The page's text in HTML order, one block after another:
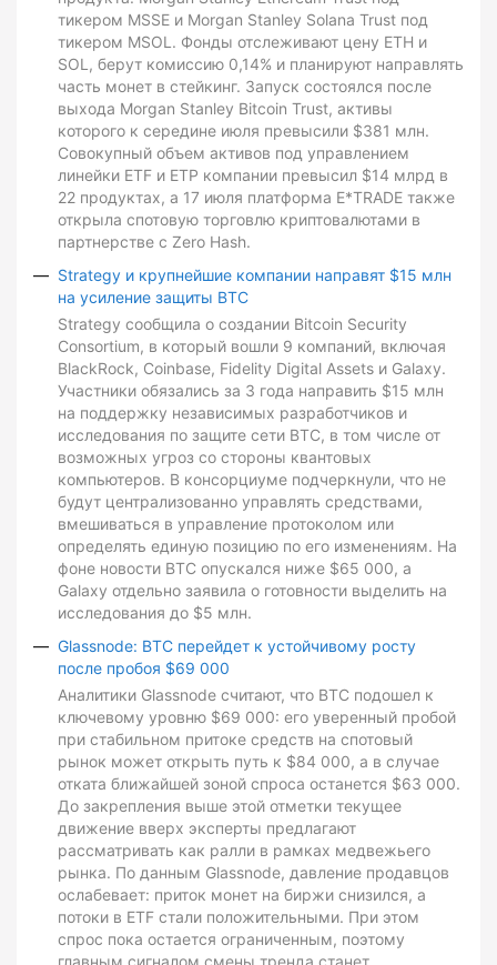
тикером MSSE и Morgan Stanley Solana Trust под
тикером MSOL. Фонды отслеживают цену ETH и
SOL, берут комиссию 0,14% и планируют направлять
часть монет в стейкинг. Запуск состоялся после
выхода Morgan Stanley Bitcoin Trust, активы
которого к середине июля превысили $381 млн.
Совокупный объем активов под управлением
линейки ETF и ETP компании превысил $14 млрд в
22 продуктах, а 17 июля платформа E*TRADE также
открыла спотовую торговлю криптовалютами в
партнерстве с Zero Hash.
Strategy и крупнейшие компании направят $15 млн
на усиление защиты BTC
Strategy сообщила о создании Bitcoin Security
Consortium, в который вошли 9 компаний, включая
BlackRock, Coinbase, Fidelity Digital Assets и Galaxy.
Участники обязались за 3 года направить $15 млн
на поддержку независимых разработчиков и
исследования по защите сети BTC, в том числе от
возможных угроз со стороны квантовых
компьютеров. В консорциуме подчеркнули, что не
будут централизованно управлять средствами,
вмешиваться в управление протоколом или
определять единую позицию по его изменениям. На
фоне новости BTC опускался ниже $65 000, а
Galaxy отдельно заявила о готовности выделить на
исследования до $5 млн.
Glassnode: BTC перейдет к устойчивому росту
после пробоя $69 000
Аналитики Glassnode считают, что BTC подошел к
ключевому уровню $69 000: его уверенный пробой
при стабильном притоке средств на спотовый
рынок может открыть путь к $84 000, а в случае
отката ближайшей зоной спроса останется $63 000.
До закрепления выше этой отметки текущее
движение вверх эксперты предлагают
рассматривать как ралли в рамках медвежьего
рынка. По данным Glassnode, давление продавцов
ослабевает: приток монет на биржи снизился, а
потоки в ETF стали положительными. При этом
спрос пока остается ограниченным, поэтому